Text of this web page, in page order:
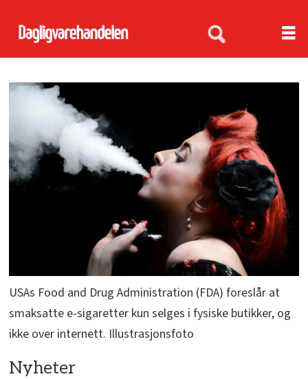
USAs Food and Drug Administration (FDA) foreslår at
smaksatte e-sigaretter kun selges i fysiske butikker, og
ikke over internett. Illustrasjonsfoto
Nyheter